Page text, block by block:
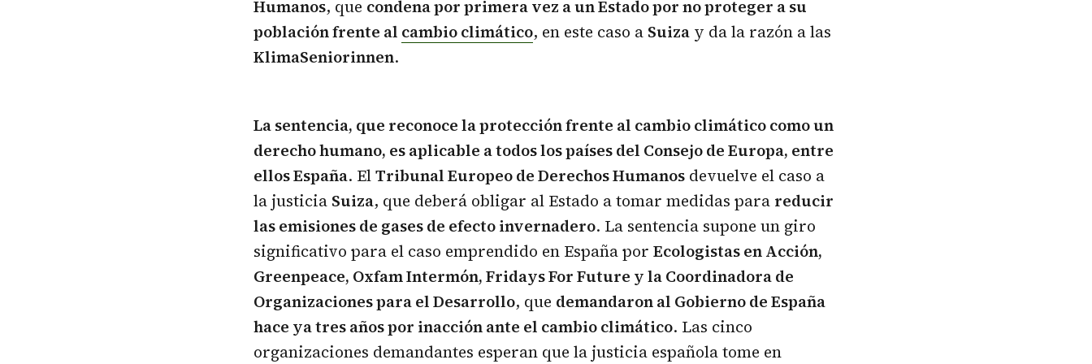
Humanos, que condena por primera vez a un Estado por no proteger a su
población frente al cambio climático, en este caso a Suiza y da la razón a las
KlimaSeniorinnen.
La sentencia, que reconoce la protección frente al cambio climático como un
derecho humano, es aplicable a todos los países del Consejo de Europa, entre
ellos España. ElTribunal Europeo de Derechos Humanos devuelve el caso a
la justicia Suiza, que deberá obligar al Estado a tomar medidas para reducir
las emisiones de gases de efecto invernadero. La sentencia supone un giro
significativo para el caso emprendido en España por Ecologistas en Acción,
Greenpeace, Oxfam Intermón, Fridays For Future y la Coordinadora de
Organizaciones para el Desarrollo, que demandaron al Gobierno de España
hace ya tres años por inacción ante el cambio climático. Las cinco
organizaciones demandantes esperan que la justicia española tome en